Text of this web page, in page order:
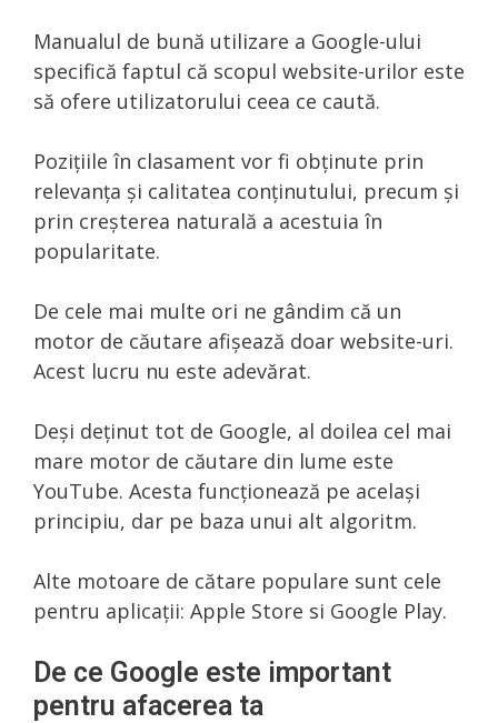
Manualul de bună utilizare a Google-ului
specifică faptul că scopul website-urilor este
să ofere utilizatorului ceea ce caută.
Pozițiile în clasament vor fi obținute prin
relevanța și calitatea conținutului, precum și
prin creșterea naturală a acestuia în
popularitate.
De cele mai multe ori ne gândim că un
motor de căutare afișează doar website-uri.
Acest lucru nu este adevărat.
Deși deținut tot de Google, al doilea cel mai
mare motor de căutare din lume este
YouTube. Acesta funcționează pe același
principiu, dar pe baza unui alt algoritm.
Alte motoare de cătare populare sunt cele
pentru aplicații: Apple Store si Google Play.
De ce Google este important
pentru afacerea ta